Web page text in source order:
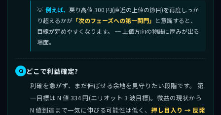
例えば、 戻り高値 300 円(直近の上値の節目)を再度しっか
り超えるかが 「次のフェーズへの第一関門」 と意識すると、
目線が定めやすくなります。 ─ 上値方向の物語に厚みが出る
場面。
どこで利益確定?
利確を急がず、まだ伸ばせる余地を見守りたい段階です。 第
一目標は N 値 334 円(エリオット 3 波目標)。微益の現状から
N 値到達まで一気に伸びる可能性は低く、 押し目入り → 反発